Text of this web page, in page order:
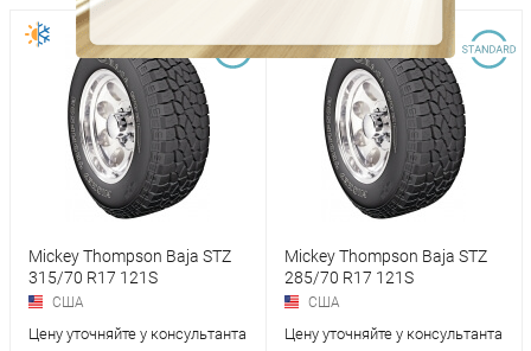
Mickey Thompson Baja STZ
315/70 R17 121S
США
Цену уточняйте у консультанта
Mickey Thompson Baja STZ
285/70 R17 121S
США
Цену уточняйте у консультанта